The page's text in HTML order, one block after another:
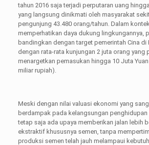
tahun 2016 saja terjadi perputaran uang
yang langsung dinikmati oleh masyarakat
pengunjung 43.480 orang/tahun. Dalam
memperhatikan daya dukung lingkungannya,
bandingkan dengan target pemerintah Cina di
dengan rata-rata kunjungan 2 juta orang yang
menargetkan pemasukan hingga 10 Juta
miliar rupiah).
Meski dengan nilai valuasi ekonomi yang
berdampak pada kelangsungan penghidupan
tetap saja ada upaya memberikan jalan lebih
ekstraktif khususnya semen, tanpa
produksi semen telah jauh melampaui